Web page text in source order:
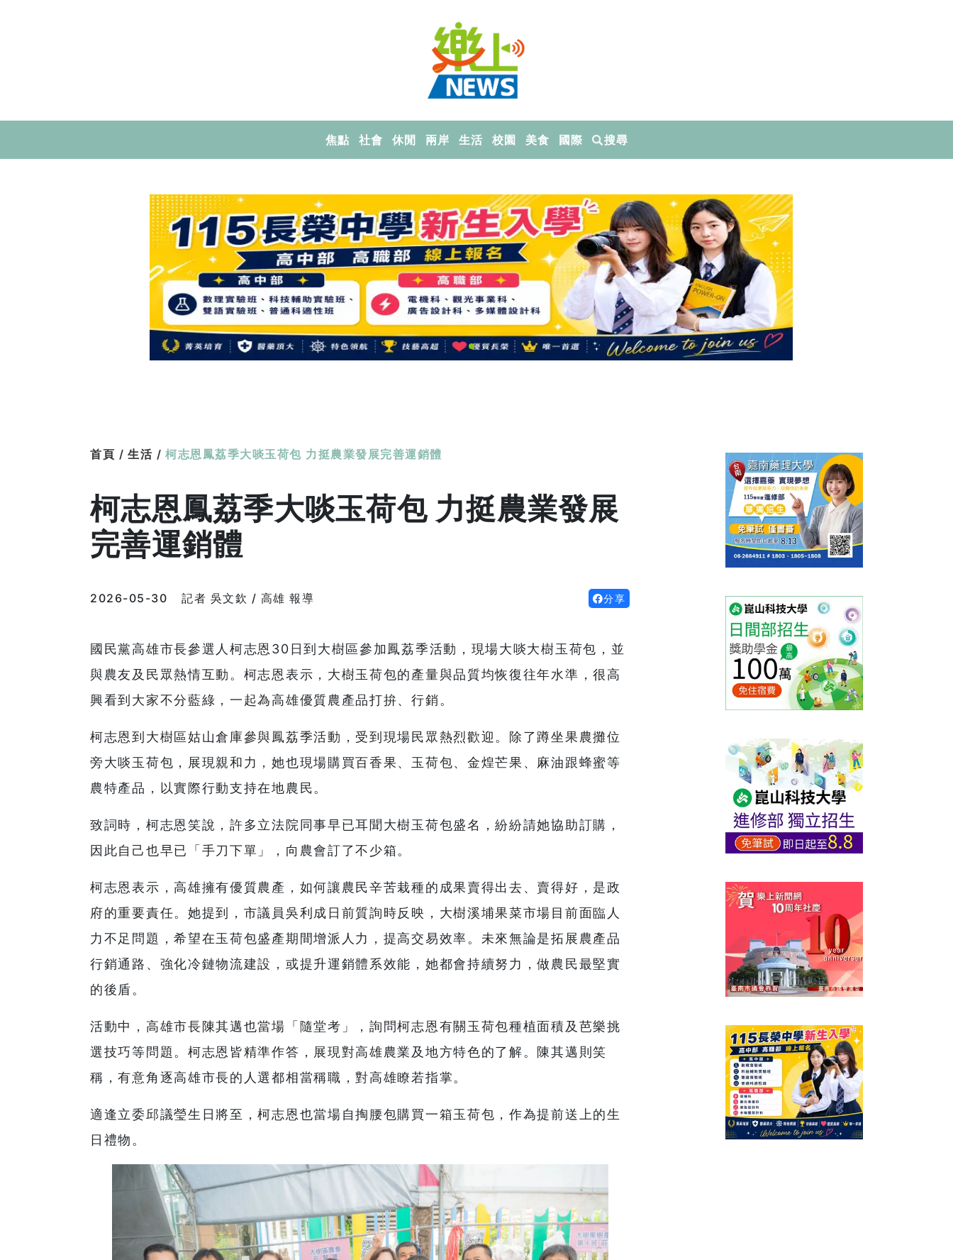
焦點 社會 休閒 兩岸 生活 校園 美食 國際 搜尋
首頁 / 生活 / 柯志恩鳳荔季大啖玉荷包 力挺農業發展完善運銷體
柯志恩鳳荔季大啖玉荷包 力挺農業發展
完善運銷體
2026-05-30 記者 吳文欽 / 高雄 報導 分享
國民黨高雄市長參選人柯志恩30日到大樹區參加鳳荔季活動，現場大啖大樹玉荷包，並
與農友及民眾熱情互動。柯志恩表示，大樹玉荷包的產量與品質均恢復往年水準，很高
興看到大家不分藍綠，一起為高雄優質農產品打拚、行銷。
柯志恩到大樹區姑山倉庫參與鳳荔季活動，受到現場民眾熱烈歡迎。除了蹲坐果農攤位
旁大啖玉荷包，展現親和力，她也現場購買百香果、玉荷包、金煌芒果、麻油跟蜂蜜等
農特產品，以實際行動支持在地農民。
致詞時，柯志恩笑說，許多立法院同事早已耳聞大樹玉荷包盛名，紛紛請她協助訂購，
因此自己也早已「手刀下單」，向農會訂了不少箱。
柯志恩表示，高雄擁有優質農產，如何讓農民辛苦栽種的成果賣得出去、賣得好，是政
府的重要責任。她提到，市議員吳利成日前質詢時反映，大樹溪埔果菜市場目前面臨人
力不足問題，希望在玉荷包盛產期間增派人力，提高交易效率。未來無論是拓展農產品
行銷通路、強化冷鏈物流建設，或提升運銷體系效能，她都會持續努力，做農民最堅實
的後盾。
活動中，高雄市長陳其邁也當場「隨堂考」，詢問柯志恩有關玉荷包種植面積及芭樂挑
選技巧等問題。柯志恩皆精準作答，展現對高雄農業及地方特色的了解。陳其邁則笑
稱，有意角逐高雄市長的人選都相當稱職，對高雄瞭若指掌。
適逢立委邱議瑩生日將至，柯志恩也當場自掏腰包購買一箱玉荷包，作為提前送上的生
日禮物。